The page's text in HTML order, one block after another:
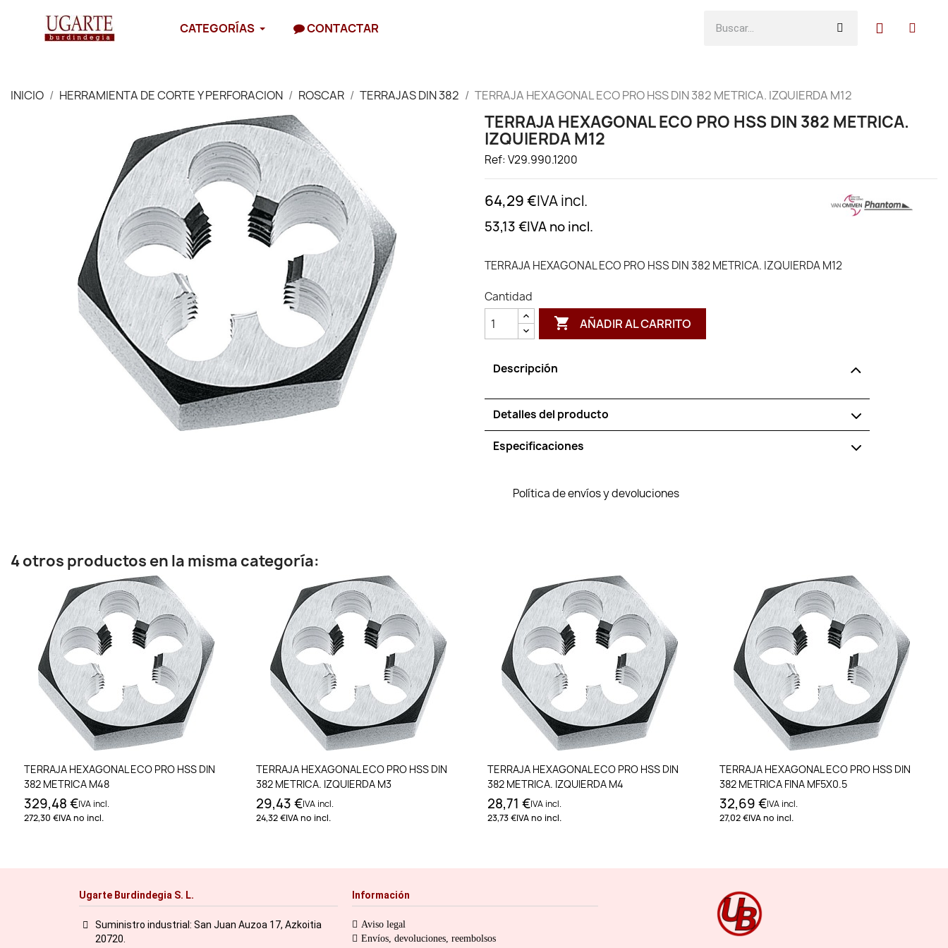
CATEGORÍAS CONTACTAR
INICIO HERRAMIENTA DE CORTE Y PERFORACION ROSCAR TERRAJAS DIN 382 TERRAJA HEXAGONAL ECO PRO HSS DIN 382 METRICA. IZQUIERDA M12
TERRAJA HEXAGONAL ECO PRO HSS DIN 382 METRICA.
IZQUIERDA M12
Ref: V29.990.1200
64,29 €IVA incl.
53,13 €IVA no incl.
TERRAJA HEXAGONAL ECO PRO HSS DIN 382 METRICA. IZQUIERDA M12
Cantidad
 AÑADIR AL CARRITO
Descripción
Detalles del producto
Especificaciones
Política de envíos y devoluciones
4 otros productos en la misma categoría:
Añadir al carrito
TERRAJA HEXAGONAL ECO PRO HSS DIN
382 METRICA M48
329,48 €IVA incl.
272,30 €IVA no incl.
Añadir al carrito
TERRAJA HEXAGONAL ECO PRO HSS DIN
382 METRICA. IZQUIERDA M3
29,43 €IVA incl.
24,32 €IVA no incl.
Añadir al carrito
TERRAJA HEXAGONAL ECO PRO HSS DIN
382 METRICA. IZQUIERDA M4
28,71 €IVA incl.
23,73 €IVA no incl.
Añadir al carrito
TERRAJA HEXAGONAL ECO PRO HSS DIN
382 METRICA FINA MF5X0.5
32,69 €IVA incl.
27,02 €IVA no incl.
Ugarte Burdindegia S. L.
Suministro industrial: San Juan Auzoa 17, Azkoitia
20720.
Información
Aviso legal
Envíos, devoluciones, reembolsos